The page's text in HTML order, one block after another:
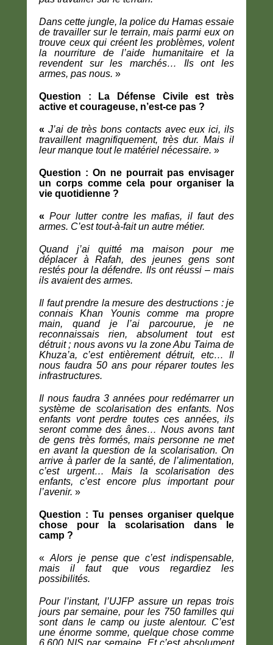
Dans cette jungle, la police du Hamas essaie
de travailler sur le terrain, mais parmi eux on
trouve ceux qui créent les problèmes, volent
la nourriture de l’aide humanitaire et la
revendent sur les marchés… Ils ont les
armes, pas nous. »
Question : La Défense Civile est très
active et courageuse, n’est-ce pas ?
« J’ai de très bons contacts avec eux ici, ils
travaillent magnifiquement, très dur. Mais il
leur manque tout le matériel nécessaire. »
Question : On ne pourrait pas envisager
un corps comme cela pour organiser la
vie quotidienne ?
«Pour lutter contre les mafias, il faut des
armes. C’est tout-à-fait un autre métier.
Quand j’ai quitté ma maison pour me
déplacer à Rafah, des jeunes gens sont
restés pour la défendre. Ils ont réussi – mais
ils avaient des armes.
Il faut prendre la mesure des destructions : je
connais Khan Younis comme ma propre
main, quand je l’ai parcourue, je ne
reconnaissais rien, absolument tout est
détruit ; nous avons vu la zone Abu Taima de
Khuza’a, c’est entièrement détruit, etc… Il
nous faudra 50 ans pour réparer toutes les
infrastructures.
Il nous faudra 3 années pour redémarrer un
système de scolarisation des enfants. Nos
enfants vont perdre toutes ces années, ils
seront comme des ânes… Nous avons tant
de gens très formés, mais personne ne met
en avant la question de la scolarisation. On
arrive à parler de la santé, de l’alimentation,
c’est urgent… Mais la scolarisation des
enfants, c’est encore plus important pour
l’avenir. »
Question : Tu penses organiser quelque
chose pour la scolarisation dans le
camp ?
« Alors je pense que c’est indispensable,
mais il faut que vous regardiez les
possibilités.
Pour l’instant, l’UJFP assure un repas trois
jours par semaine, pour les 750 familles qui
sont dans le camp ou juste alentour. C’est
une énorme somme, quelque chose comme
6.600 NIS par semaine. Et c’est absolument